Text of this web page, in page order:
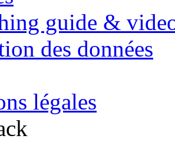
guide &
des données
légales